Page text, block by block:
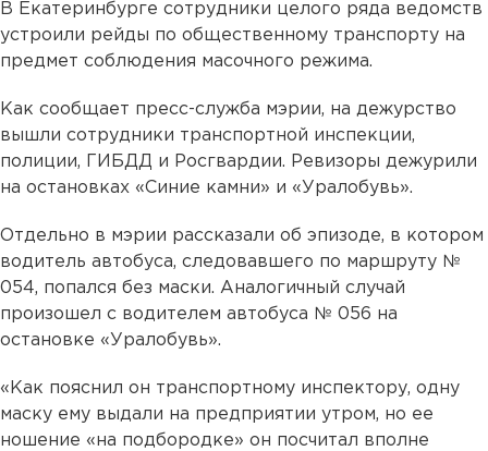
В Екатеринбурге сотрудники целого ряда ведомств
устроили рейды по общественному транспорту на
предмет соблюдения масочного режима.
Как сообщает пресс-служба мэрии, на дежурство
вышли сотрудники транспортной инспекции,
полиции, ГИБДД и Росгвардии. Ревизоры дежурили
на остановках «Синие камни» и «Уралобувь».
Отдельно в мэрии рассказали об эпизоде, в котором
водитель автобуса, следовавшего по маршруту №
054, попался без маски. Аналогичный случай
произошел с водителем автобуса № 056 на
остановке «Уралобувь».
«Как пояснил он транспортному инспектору, одну
маску ему выдали на предприятии утром, но ее
ношение «на подбородке» он посчитал вполне